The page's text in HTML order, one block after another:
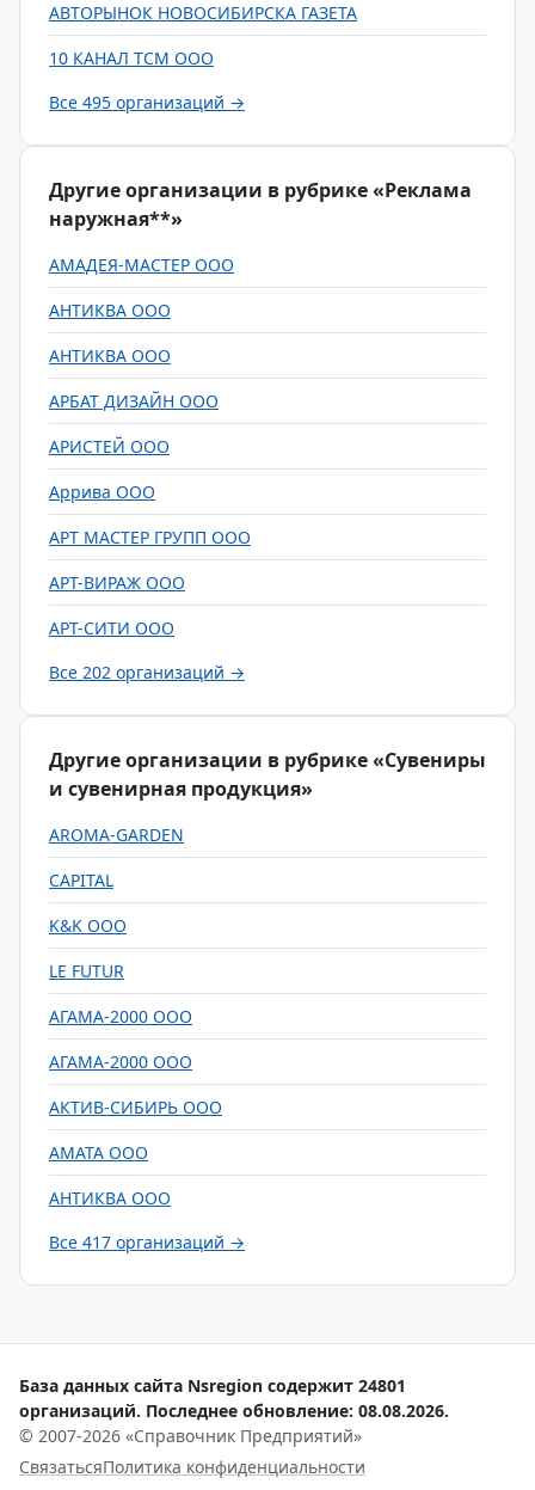
АВТОРЫНОК НОВОСИБИРСКА ГАЗЕТА
10 КАНАЛ ТСМ ООО
Все 495 организаций →
Другие организации в рубрике «Реклама
наружная**»
АМАДЕЯ-МАСТЕР ООО
АНТИКВА ООО
АНТИКВА ООО
АРБАТ ДИЗАЙН ООО
АРИСТЕЙ ООО
Аррива ООО
АРТ МАСТЕР ГРУПП ООО
АРТ-ВИРАЖ ООО
АРТ-СИТИ ООО
Все 202 организаций →
Другие организации в рубрике «Сувениры
и сувенирная продукция»
AROMA-GARDEN
CAPITAL
K&K ООО
LE FUTUR
АГАМА-2000 ООО
АГАМА-2000 ООО
АКТИВ-СИБИРЬ ООО
АМАТА ООО
АНТИКВА ООО
Все 417 организаций →
База данных сайта Nsregion содержит 24801
организаций. Последнее обновление: 08.08.2026.
© 2007-2026 «Справочник Предприятий»
СвязатьсяПолитика конфиденциальности